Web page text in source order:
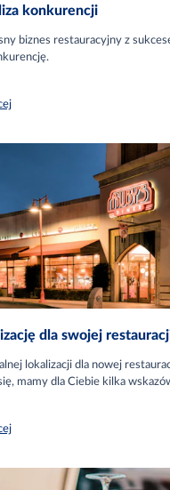
konkurencji
biznes restauracyjny z
dla swojej
lokalizacji dla nowej
mamy dla Ciebie kilka